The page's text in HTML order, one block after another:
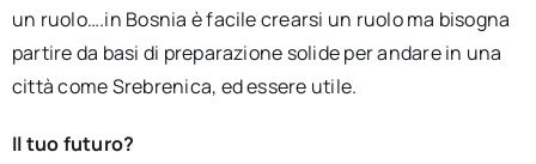
un ruolo….in Bosnia è facile crearsi un ruolo ma bisogna
partire da basi di preparazione solide per andare in una
città come Srebrenica, ed essere utile.
Il tuo futuro?